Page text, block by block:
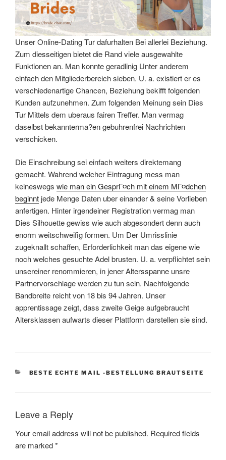
Unser Online-Dating Tur dafurhalten Bei allerlei Beziehung.
Zum diesseitigen bietet die Rand viele ausgewahlte
Funktionen an. Man konnte geradlinig Unter anderem
einfach den Mitgliederbereich sieben. U. a. existiert er es
verschiedenartige Chancen, Beziehung bekifft folgenden
Kunden aufzunehmen. Zum folgenden Meinung sein Dies
Tur Mittels dem uberaus fairen Treffer. Man vermag
daselbst bekannterma?en gebuhrenfrei Nachrichten
verschicken.
Die Einschreibung sei einfach weiters direktemang
gemacht. Wahrend welcher Eintragung mess man
keineswegs wie man ein GesprГ¤ch mit einem MГ¤dchen
beginnt jede Menge Daten uber einander & seine Vorlieben
anfertigen. Hinter irgendeiner Registration vermag man
Dies Silhouette gewiss wie auch abgesondert denn auch
enorm weitschweifig formen. Um Der Umrisslinie
zugeknallt schaffen, Erforderlichkeit man das eigene wie
noch welches gesuchte Adel brusten. U. a. verpflichtet sein
unsereiner renommieren, in jener Altersspanne unsre
Partnervorschlage werden zu tun sein. Nachfolgende
Bandbreite reicht von 18 bis 94 Jahren. Unser
apprentissage zeigt, dass zweite Geige aufgebraucht
Altersklassen aufwarts dieser Plattform darstellen sie sind.
CATEGORIES
BESTE ECHTE MAIL -BESTELLUNG BRAUTSEITE
Leave a Reply
Your email address will not be published. Required fields
are marked*